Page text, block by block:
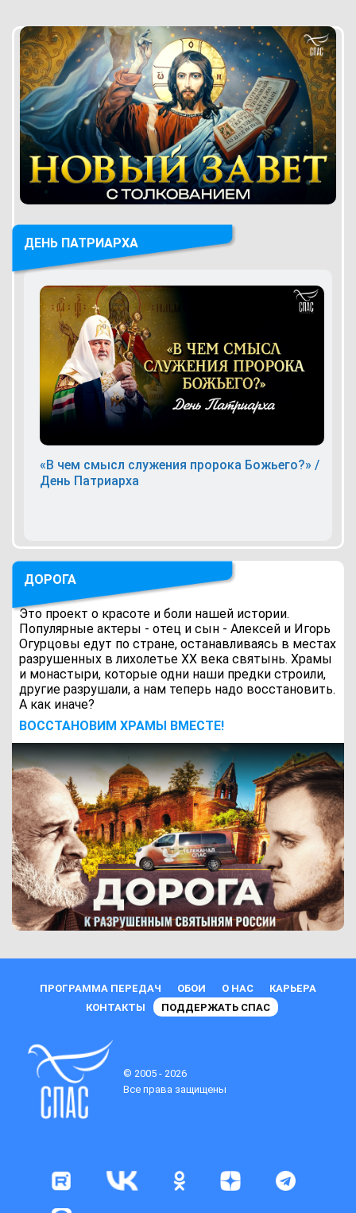
ДЕНЬ ПАТРИАРХА
«В чем смысл служения пророка Божьего?» /
День Патриарха
ДОРОГА
Это проект о красоте и боли нашей истории.
Популярные актеры - отец и сын - Алексей и Игорь
Огурцовы едут по стране, останавливаясь в местах
разрушенных в лихолетье ХХ века святынь. Храмы
и монастыри, которые одни наши предки строили,
другие разрушали, а нам теперь надо восстановить.
А как иначе?
ВОCСТАНОВИМ ХРАМЫ ВМЕСТЕ!
ПРОГРАММА ПЕРЕДАЧ ОБОИ О НАС
КАРЬЕРА
КОНТАКТЫ
ПОДДЕРЖАТЬ СПАС
© 2005 - 2026
Все права защищены